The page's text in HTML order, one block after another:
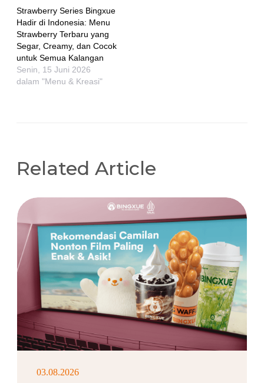
Strawberry Series Bingxue
Hadir di Indonesia: Menu
Strawberry Terbaru yang
Segar, Creamy, dan Cocok
untuk Semua Kalangan
Senin, 15 Juni 2026
dalam "Menu & Kreasi"
Related Article
03.08.2026